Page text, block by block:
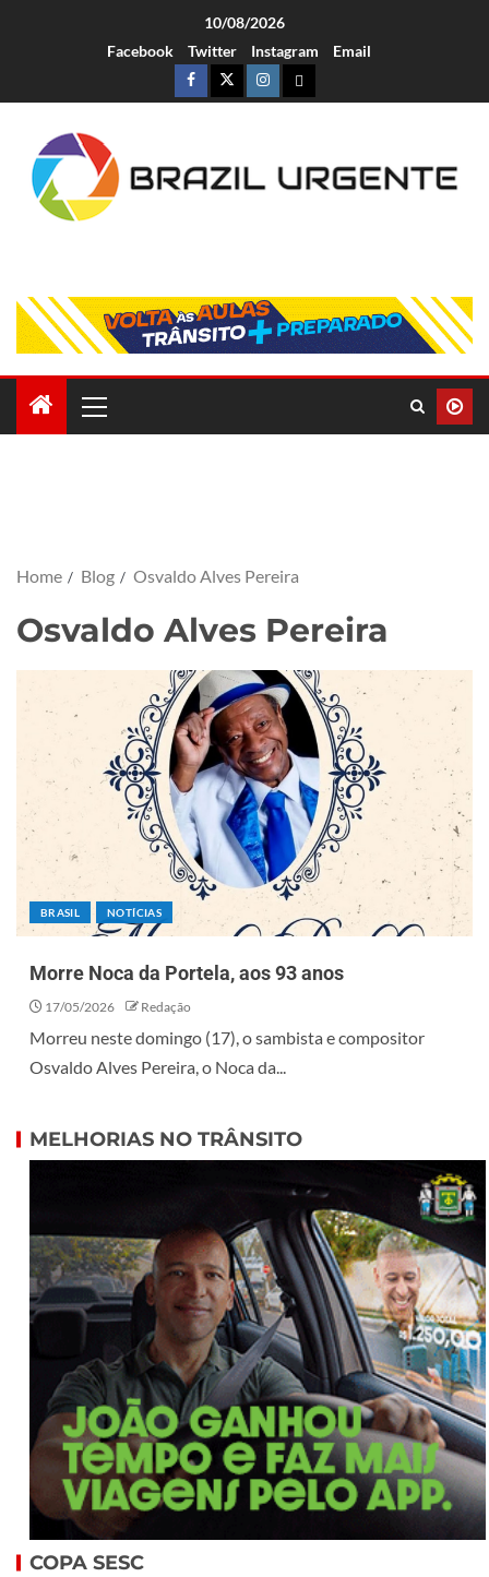
10/08/2026
Facebook
Twitter Instagram Email
Home Blog Osvaldo Alves Pereira
Osvaldo Alves Pereira
BRASIL NOTÍCIAS
Morre Noca da Portela, aos 93 anos
17/05/2026 Redação
Morreu neste domingo (17), o sambista e compositor
Osvaldo Alves Pereira, o Noca da...
MELHORIAS NO TRÂNSITO
COPA SESC